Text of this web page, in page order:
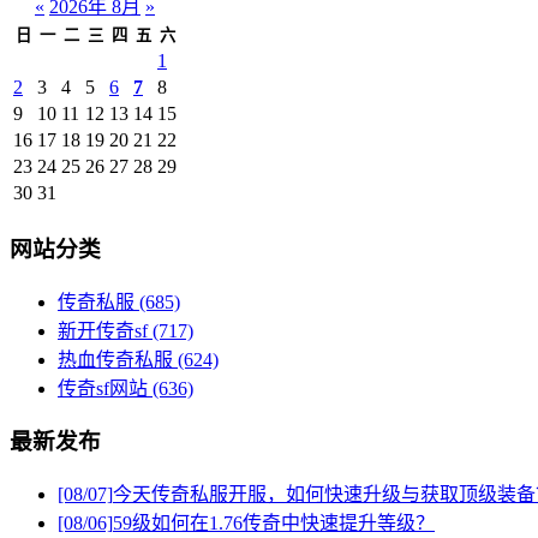
« 2026年 8月 »
日 一 二 三 四 五 六
1
2
3 4 5 6 7
8
9
10 11 12 13 14 15
16 17 18 19 20 21 22
23 24 25 26 27 28 29
30 31
网站分类
传奇私服 (685)
新开传奇sf(717)
热血传奇私服 (624)
传奇sf网站 (636)
最新发布
[08/07]今天传奇私服开服，如何快速升级与获取顶级装
[08/06]59级如何在1.76传奇中快速提升等级？